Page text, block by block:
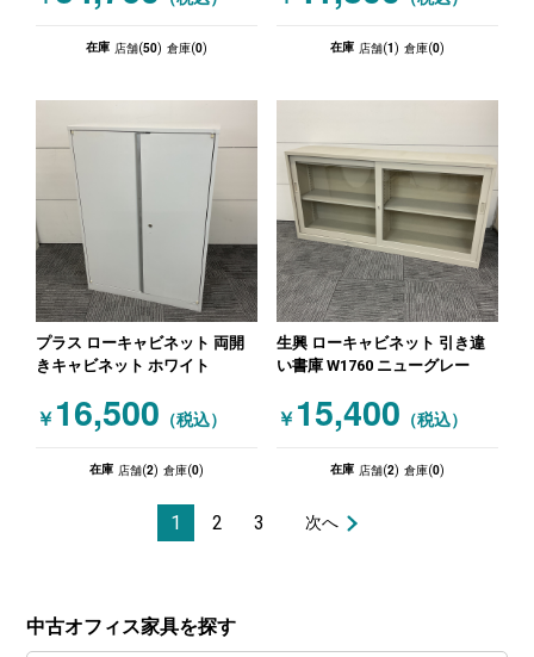
中古オフィス家具を探す
在庫 店舗(50) 倉庫(0) 在庫 店舗(1 ) 倉庫(0)
プラス ローキャビネット 両開
きキャビネット ホワイト
￥ 16,500 （税込）
在庫 店舗(2) 倉庫(0)
生興 ローキャビネット 引き違
い書庫 W1760 ニューグレー
￥ 15,400 （税込）
在庫 店舗(2) 倉庫(0)
1 2 3 次へ